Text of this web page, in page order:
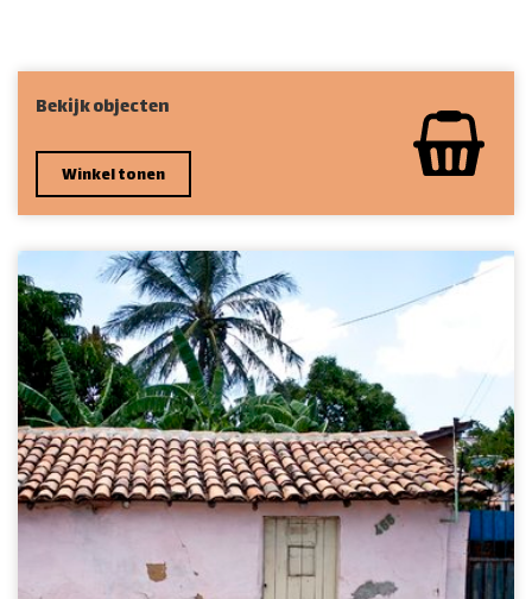
Bekijk objecten
Winkel tonen
Carnaúba vlechters
Delta do Parnaíba, Brazilië